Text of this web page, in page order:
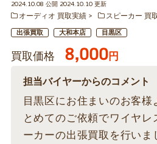
2024.10.08 公開 2024.10.10 更新
オーディオ 買取実績
スピーカー 買
出張買取 大和本店 目黒区
買取価格 8,000円
担当バイヤーからのコメント
目黒区にお住まいのお客様
とめてのご依頼でワイヤ
ーカーの出張買取を行いま